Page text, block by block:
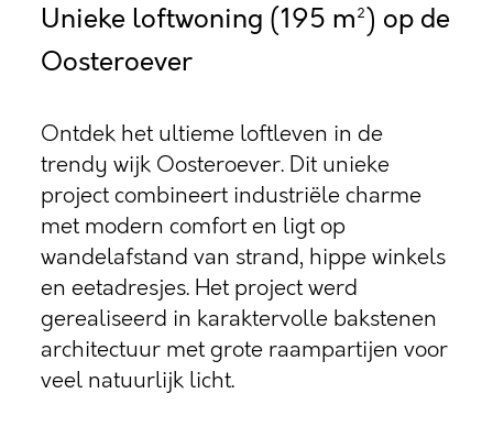
Unieke loftwoning (195 m²) op de
Oosteroever
Ontdek het ultieme loftleven in de
trendy wijk Oosteroever. Dit unieke
project combineert industriële charme
met modern comfort en ligt op
wandelafstand van strand, hippe winkels
en eetadresjes. Het project werd
gerealiseerd in karaktervolle bakstenen
architectuur met grote raampartijen voor
veel natuurlijk licht.